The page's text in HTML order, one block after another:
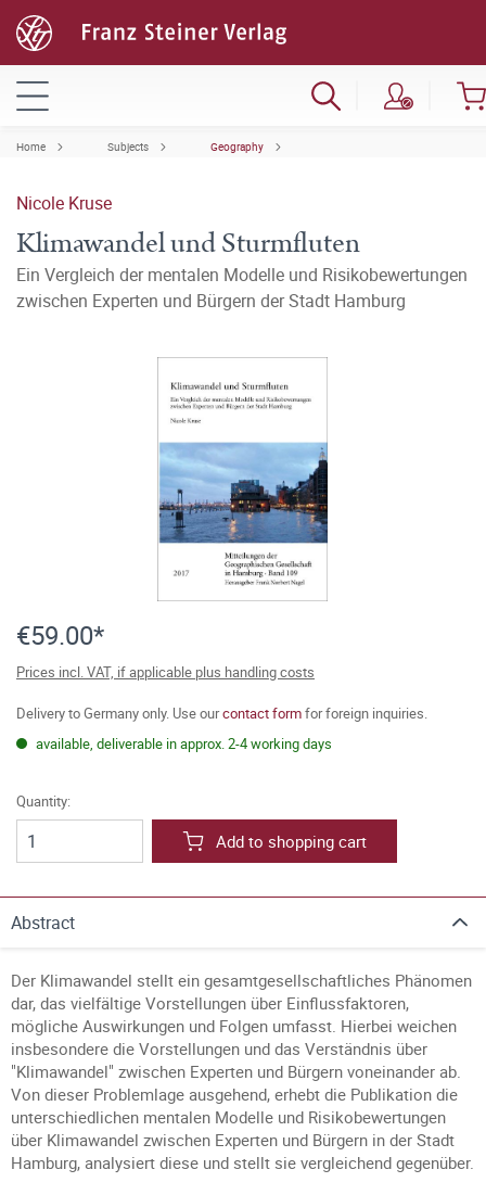
Home Subjects Geography
Nicole Kruse
Klimawandel und Sturmfluten
Ein Vergleich der mentalen Modelle und Risikobewertungen
zwischen Experten und Bürgern der Stadt Hamburg
€59.00*
Prices incl. VAT, if applicable plus handling costs
Delivery to Germany only. Use ourcontact formfor foreign inquiries.
available, deliverable in approx. 2-4 working days
Quantity:
Add to shopping cart
Abstract
Der Klimawandel stellt ein gesamtgesellschaftliches Phänomen
dar, das vielfältige Vorstellungen über Einflussfaktoren,
mögliche Auswirkungen und Folgen umfasst. Hierbei weichen
insbesondere die Vorstellungen und das Verständnis über
"Klimawandel" zwischen Experten und Bürgern voneinander ab.
Von dieser Problemlage ausgehend, erhebt die Publikation die
unterschiedlichen mentalen Modelle und Risikobewertungen
über Klimawandel zwischen Experten und Bürgern in der Stadt
Hamburg, analysiert diese und stellt sie vergleichend gegenüber.